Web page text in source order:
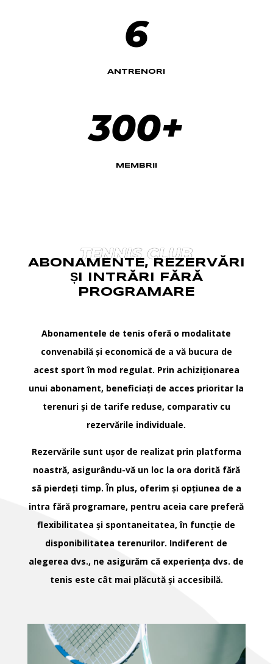
6
ANTRENORI
300+
MEMBRII
TENNIS CLUB
ABONAMENTE, REZERVĂRI
ȘI INTRĂRI FĂRĂ
PROGRAMARE
Abonamentele de tenis oferă o modalitate
convenabilă și economică de a vă bucura de
acest sport în mod regulat. Prin achiziționarea
unui abonament, beneficiați de acces prioritar la
terenuri și de tarife reduse, comparativ cu
rezervările individuale.
Rezervările sunt ușor de realizat prin platforma
noastră, asigurându-vă un loc la ora dorită fără
să pierdeți timp. În plus, oferim și opțiunea de a
intra fără programare, pentru aceia care preferă
flexibilitatea și spontaneitatea, în funcție de
disponibilitatea terenurilor. Indiferent de
alegerea dvs., ne asigurăm că experiența dvs. de
tenis este cât mai plăcută și accesibilă.